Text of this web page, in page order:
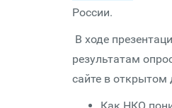
России.
В ходе
результатам
сайте в открытом